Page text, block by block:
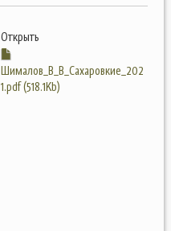
Открыть
Шималов_В_В_Сахаровкие_202
1.pdf (518.1Kb)